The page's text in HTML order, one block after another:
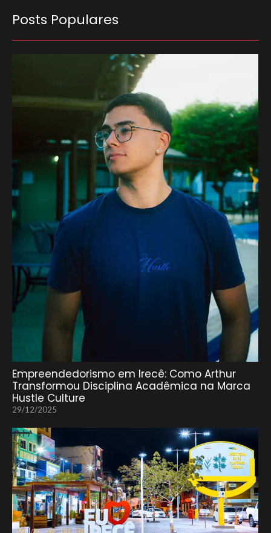
Posts Populares
Empreendedorismo em Irecê: Como Arthur
Transformou Disciplina Acadêmica na Marca
Hustle Culture
29/12/2025